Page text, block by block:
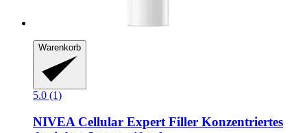
Warenkorb
5.0 (1)
NIVEA Cellular Expert Filler Konzentriertes